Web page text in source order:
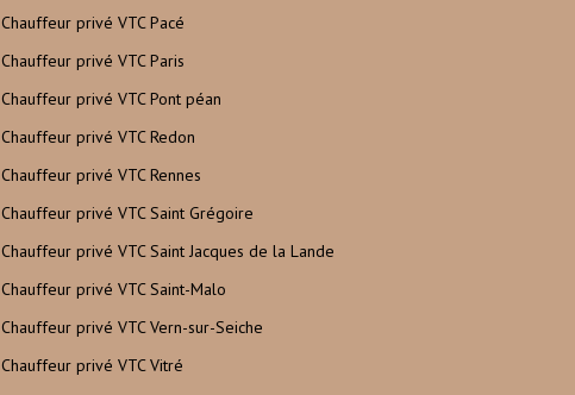
Chauffeur privé VTC Pacé
Chauffeur privé VTC Paris
Chauffeur privé VTC Pont péan
Chauffeur privé VTC Redon
Chauffeur privé VTC Rennes
Chauffeur privé VTC Saint Grégoire
Chauffeur privé VTC Saint Jacques de la Lande
Chauffeur privé VTC Saint-Malo
Chauffeur privé VTC Vern-sur-Seiche
Chauffeur privé VTC Vitré